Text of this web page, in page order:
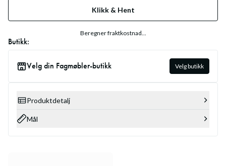
Klikk & Hent
Beregner fraktkostnad...
Butikk:
Velg din Fagmøbler-butikk Velg butikk
Produktdetalj
Mål